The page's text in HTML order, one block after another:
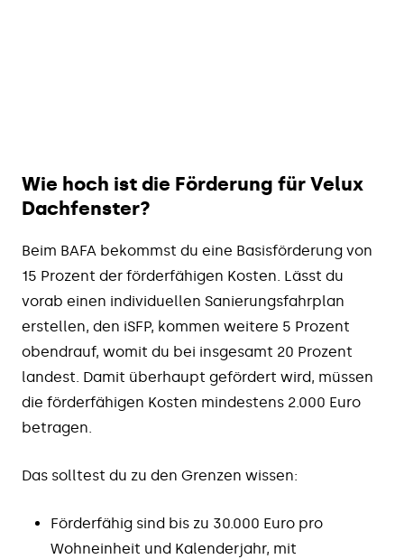
Wie hoch ist die Förderung für Velux
Dachfenster?
Beim BAFA bekommst du eine Basisförderung von
15 Prozent der förderfähigen Kosten. Lässt du
vorab einen individuellen Sanierungsfahrplan
erstellen, den iSFP, kommen weitere 5 Prozent
obendrauf, womit du bei insgesamt 20 Prozent
landest. Damit überhaupt gefördert wird, müssen
die förderfähigen Kosten mindestens 2.000 Euro
betragen.
Das solltest du zu den Grenzen wissen:
Förderfähig sind bis zu 30.000 Euro pro
Wohneinheit und Kalenderjahr, mit